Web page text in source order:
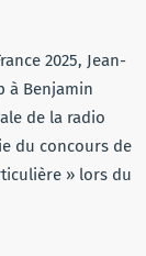
2025, Jean-
à Benjamin
de la radio
du concours de
» lors du